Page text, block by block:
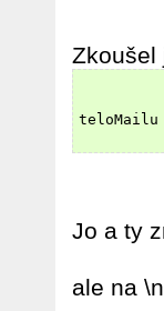
Zkoušel
teloMailu
Jo a ty
ale na